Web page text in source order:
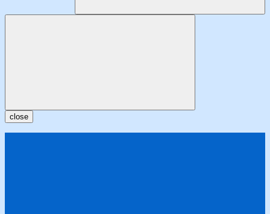
close